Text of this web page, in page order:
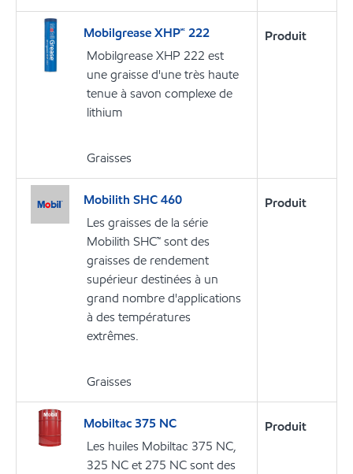
Mobilgrease XHP🅪 222
Mobilgrease XHP 222 est
une graisse d'une très haute
tenue à savon complexe de
lithium
Graisses
Produit
Mobilith SHC 460
Les graisses de la série
Mobilith SHC™ sont des
graisses de rendement
supérieur destinées à un
grand nombre d'applications
à des températures
extrêmes.
Graisses
Produit
Mobiltac 375 NC
Les huiles Mobiltac 375 NC,
325 NC et 275 NC sont des
Produit